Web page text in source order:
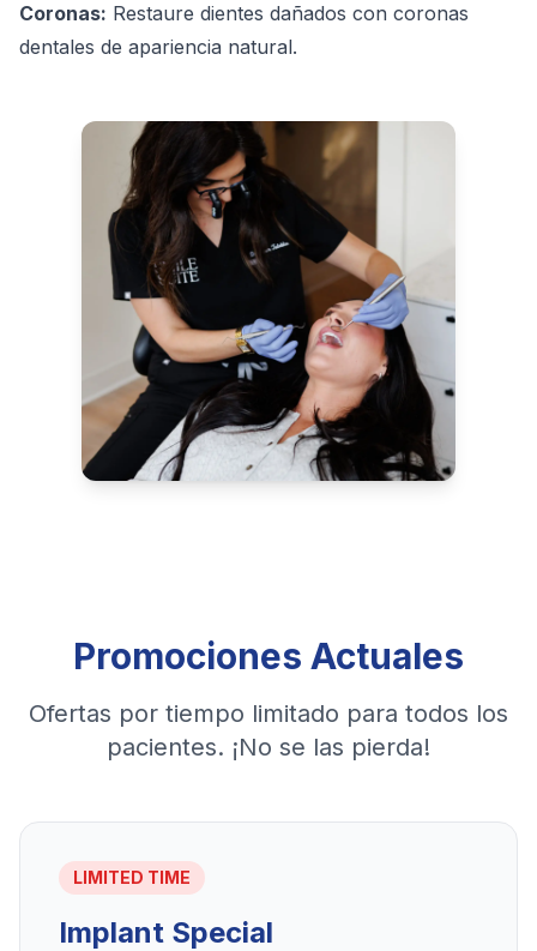
Coronas: Restaure dientes dañados con coronas
dentales de apariencia natural.
Promociones Actuales
Ofertas por tiempo limitado para todos los
pacientes. ¡No se las pierda!
LIMITED TIME
Implant Special